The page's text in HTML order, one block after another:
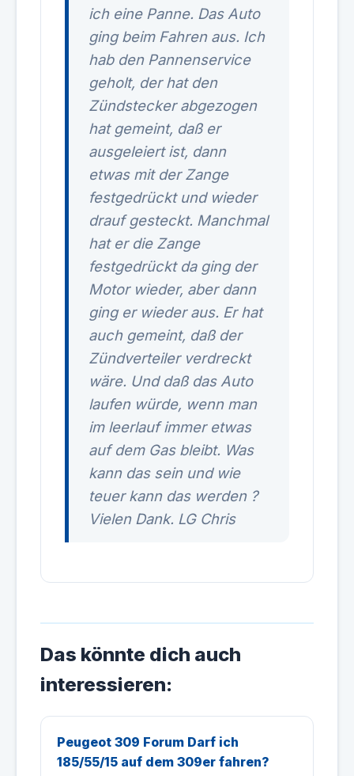
ich eine Panne. Das Auto
ging beim Fahren aus. Ich
hab den Pannenservice
geholt, der hat den
Zündstecker abgezogen
hat gemeint, daß er
ausgeleiert ist, dann
etwas mit der Zange
festgedrückt und wieder
drauf gesteckt. Manchmal
hat er die Zange
festgedrückt da ging der
Motor wieder, aber dann
ging er wieder aus. Er hat
auch gemeint, daß der
Zündverteiler verdreckt
wäre. Und daß das Auto
laufen würde, wenn man
im leerlauf immer etwas
auf dem Gas bleibt. Was
kann das sein und wie
teuer kann das werden ?
Vielen Dank. LG Chris
Das könnte dich auch
interessieren:
Peugeot 309 Forum Darf ich
185/55/15 auf dem 309er fahren?